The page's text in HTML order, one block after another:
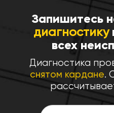
Запишитесь
диагностику
всех
Диагностика
снятом кардане.